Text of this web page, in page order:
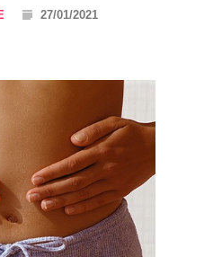
27/01/2021